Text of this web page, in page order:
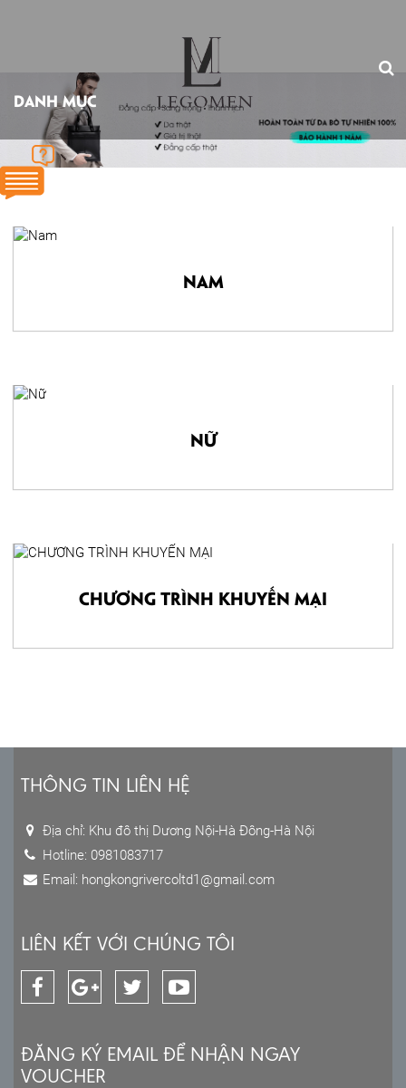
DANH MỤC
Nam
Nữ
CHƯƠNG TRÌNH KHUYẾN MẠI
THÔNG TIN LIÊN HỆ
Địa chỉ: Khu đô thị Dương Nội-Hà Đông-Hà Nội
Hotline: 0981083717
Email: hongkongrivercoltd1@gmail.com
LIÊN KẾT VỚI CHÚNG TÔI
ĐĂNG KÝ EMAIL ĐỂ NHẬN NGAY
VOUCHER